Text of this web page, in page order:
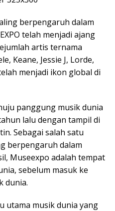
berpengaruh dalam
telah menjadi ajang
artis ternama
Keane, Jessie J, Lorde,
menjadi ikon global di
panggung musik dunia
lalu dengan tampil di
Sebagai salah satu
berpengaruh dalam
Museexpo adalah tempat
sebelum masuk ke
dunia.
utama musik dunia yang